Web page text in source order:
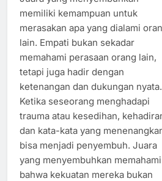
memiliki kemampuan untuk
merasakan apa yang dialami
lain. Empati bukan sekadar
memahami perasaan orang lain,
tetapi juga hadir dengan
ketenangan dan dukungan nyata.
Ketika seseorang menghadapi
trauma atau kesedihan,
dan kata-kata yang
bisa menjadi penyembuh. Juara
yang menyembuhkan memahami
bahwa kekuatan mereka bukan